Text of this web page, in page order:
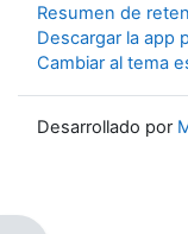
Resumen de
Descargar la app
Cambiar al tema
Desarrollado por